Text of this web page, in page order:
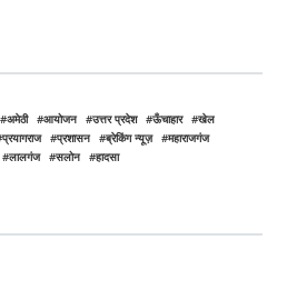
अमेठी आयोजन उत्तर प्रदेश ऊँचाहार
खेल
प्रयागराज प्रशासन ब्रेकिंग न्यूज़
महाराजगंज
लालगंज सलोन हादसा